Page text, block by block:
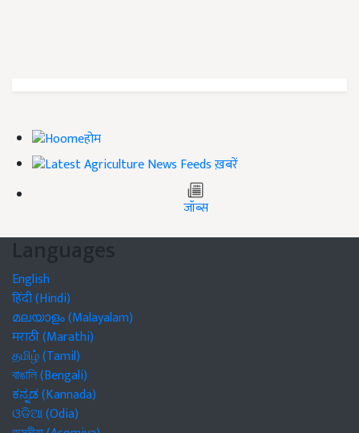
होम
ख़बरें
जॉब्स
Languages
English
हिंदी (Hindi)
മലയാളം (Malayalam)
मराठी (Marathi)
தமிழ் (Tamil)
বাঙালি (Bengali)
ಕನ್ನಡ (Kannada)
ଓଡିଆ (Odia)